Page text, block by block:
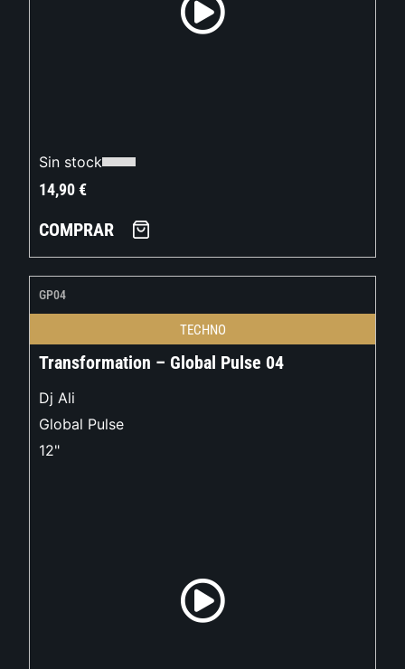
Sin stock
14,90€
COMPRAR
GP04
TECHNO
Transformation – Global Pulse 04
Dj Ali
Global Pulse
12"